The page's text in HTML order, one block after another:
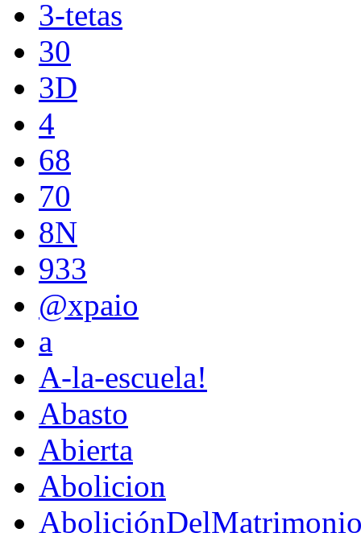
3-tetas
30
3D
4
68
70
8N
933
@xpaio
a
A-la-escuela!
Abasto
Abierta
Abolicion